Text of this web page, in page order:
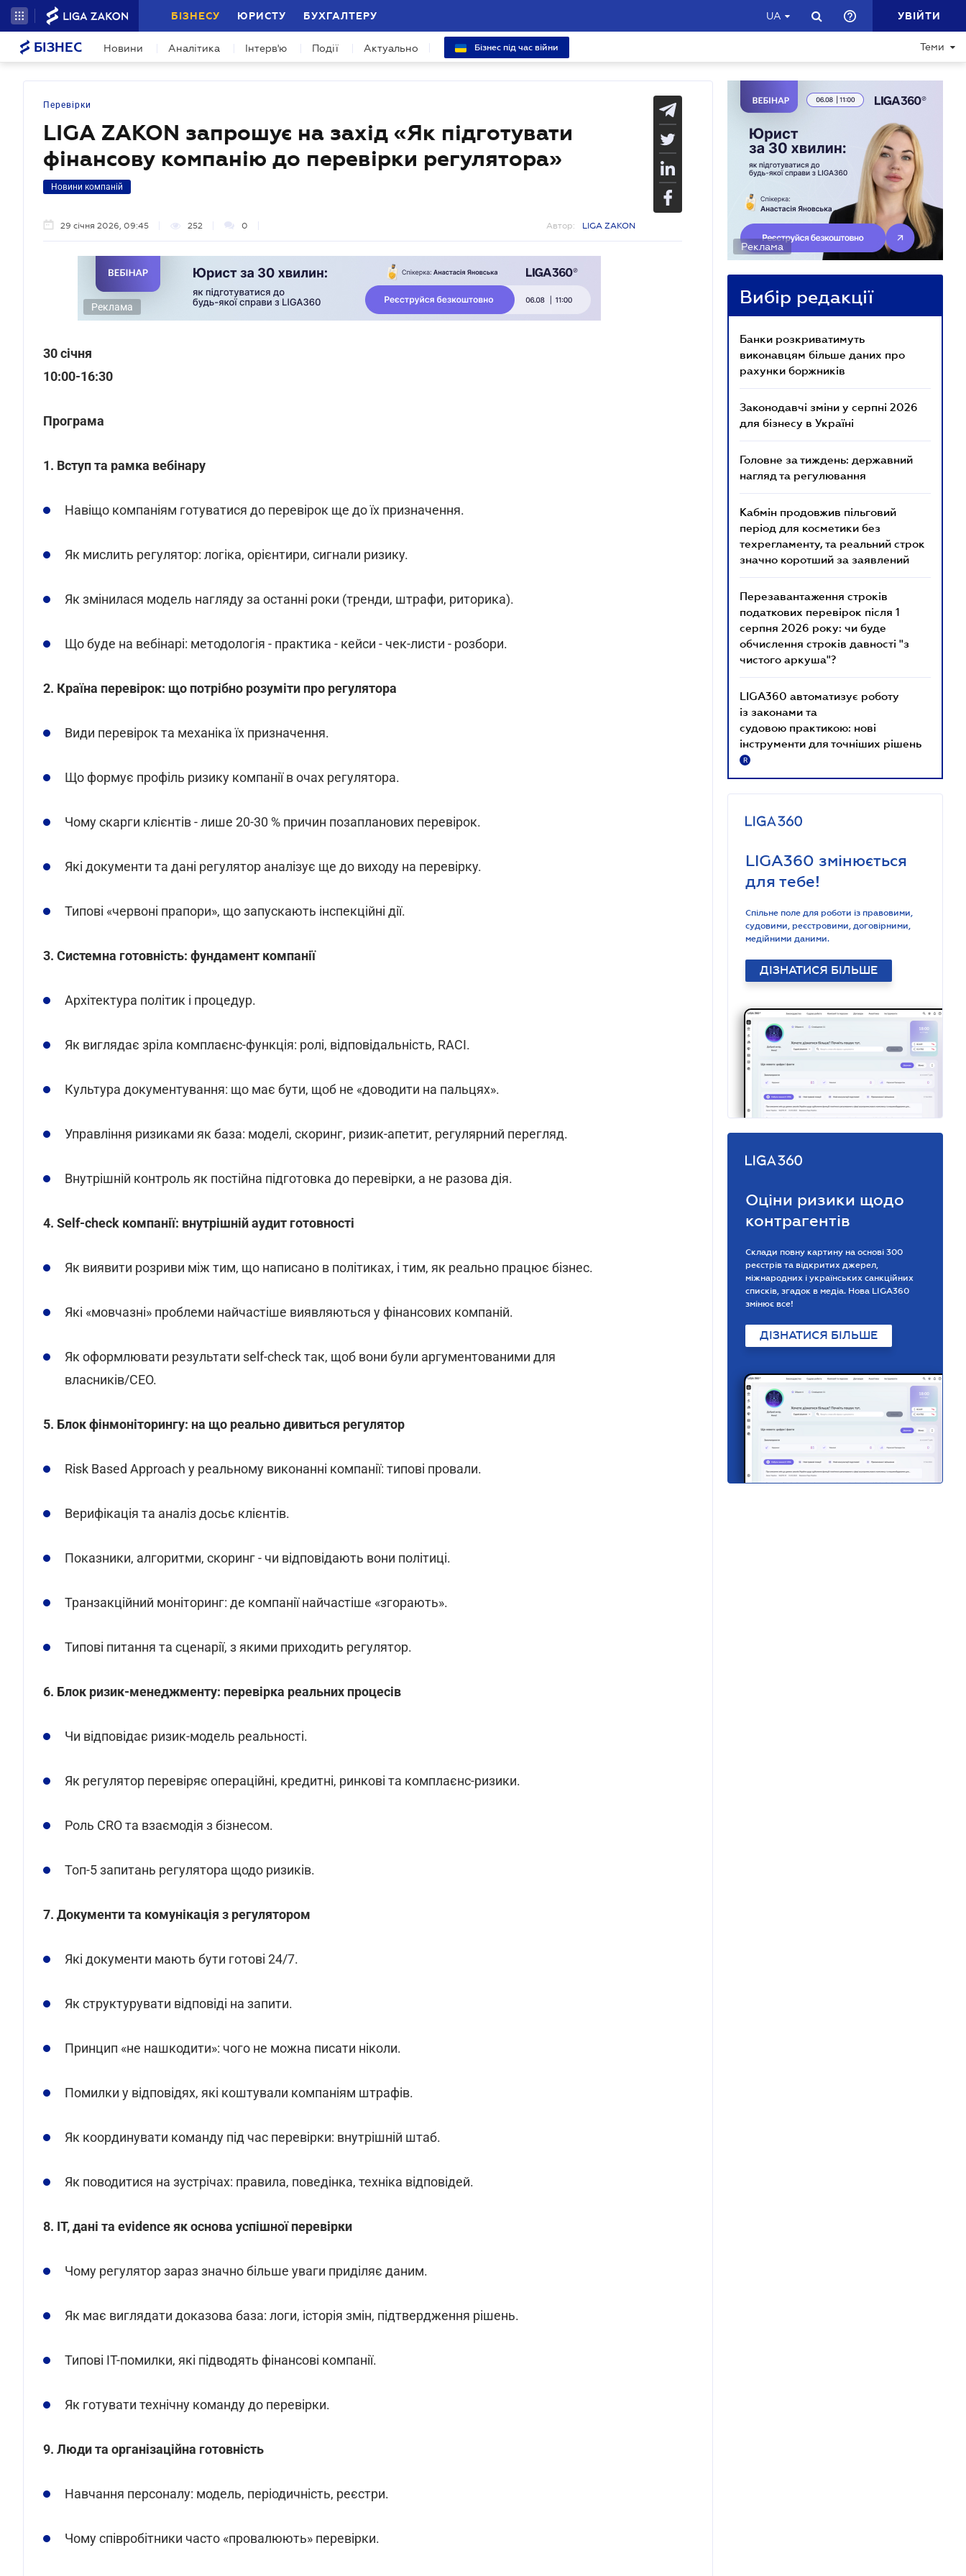
БІЗНЕСУ ЮРИСТУ БУХГАЛТЕРУ UA УВІЙТИ
БІЗНЕС Новини Аналітика Інтерв'ю Події Актуально Бізнес під час війни Теми
Перевірки
LIGA ZAKON запрошує на захід «Як підготувати
фінансову компанію до перевірки регулятора»
Новини компаній
29 січня 2026, 09:45 252 0 Автор: LIGA ZAKON
Реклама
30 січня
10:00-16:30
Програма
1. Вступ та рамка вебінару
Навіщо компаніям готуватися до перевірок ще до їх призначення.
Як мислить регулятор: логіка, орієнтири, сигнали ризику.
Як змінилася модель нагляду за останні роки (тренди, штрафи, риторика).
Що буде на вебінарі: методологія - практика - кейси - чек-листи - розбори.
2. Країна перевірок: що потрібно розуміти про регулятора
Види перевірок та механіка їх призначення.
Що формує профіль ризику компанії в очах регулятора.
Чому скарги клієнтів - лише 20-30 % причин позапланових перевірок.
Які документи та дані регулятор аналізує ще до виходу на перевірку.
Типові «червоні прапори», що запускають інспекційні дії.
3. Системна готовність: фундамент компанії
Архітектура політик і процедур.
Як виглядає зріла комплаєнс-функція: ролі, відповідальність, RACI.
Культура документування: що має бути, щоб не «доводити на пальцях».
Управління ризиками як база: моделі, скоринг, ризик-апетит, регулярний перегляд.
Внутрішній контроль як постійна підготовка до перевірки, а не разова дія.
4. Self-check компанії: внутрішній аудит готовності
Як виявити розриви між тим, що написано в політиках, і тим, як реально працює бізнес.
Які «мовчазні» проблеми найчастіше виявляються у фінансових компаній.
Як оформлювати результати self-check так, щоб вони були аргументованими для
власників/CEO.
5. Блок фінмоніторингу: на що реально дивиться регулятор
Risk Based Approach у реальному виконанні компанії: типові провали.
Верифікація та аналіз досьє клієнтів.
Показники, алгоритми, скоринг - чи відповідають вони політиці.
Транзакційний моніторинг: де компанії найчастіше «згорають».
Типові питання та сценарії, з якими приходить регулятор.
6. Блок ризик-менеджменту: перевірка реальних процесів
Чи відповідає ризик-модель реальності.
Як регулятор перевіряє операційні, кредитні, ринкові та комплаєнс-ризики.
Роль CRO та взаємодія з бізнесом.
Топ-5 запитань регулятора щодо ризиків.
7. Документи та комунікація з регулятором
Які документи мають бути готові 24/7.
Як структурувати відповіді на запити.
Принцип «не нашкодити»: чого не можна писати ніколи.
Помилки у відповідях, які коштували компаніям штрафів.
Як координувати команду під час перевірки: внутрішній штаб.
Як поводитися на зустрічах: правила, поведінка, техніка відповідей.
8. IT, дані та evidence як основа успішної перевірки
Чому регулятор зараз значно більше уваги приділяє даним.
Як має виглядати доказова база: логи, історія змін, підтвердження рішень.
Типові IT-помилки, які підводять фінансові компанії.
Як готувати технічну команду до перевірки.
9. Люди та організаційна готовність
Навчання персоналу: модель, періодичність, реєстри.
Чому співробітники часто «провалюють» перевірки.
Реклама
Вибір редакції
Банки розкриватимуть
виконавцям більше даних про
рахунки боржників
Законодавчі зміни у серпні 2026
для бізнесу в Україні
Головне за тиждень: державний
нагляд та регулювання
Кабмін продовжив пільговий
період для косметики без
техрегламенту, та реальний строк
значно коротший за заявлений
Перезавантаження строків
податкових перевірок після 1
серпня 2026 року: чи буде
обчислення строків давності "з
чистого аркуша"?
LIGA360 автоматизує роботу
із законами та
судовою практикою: нові
інструменти для точніших рішень
R
LIGA360 змінюється
для тебе!
Спільне поле для роботи із правовими,
судовими, реєстровими, договірними,
медійними даними.
ДІЗНАТИСЯ БІЛЬШЕ
Оціни ризики щодо
контрагентів
Склади повну картину на основі 300
реєстрів та відкритих джерел,
міжнародних і українських санкційних
списків, згадок в медіа. Нова LIGA360
змінює все!
ДІЗНАТИСЯ БІЛЬШЕ